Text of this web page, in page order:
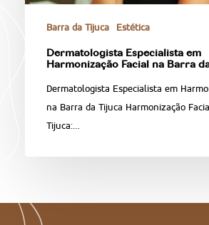
Barra da Tijuca Estética
Dermatologista Especialista em
Harmonização Facial na Barra
Dermatologista Especialista em
na Barra da Tijuca Harmonização
Tijuca:…